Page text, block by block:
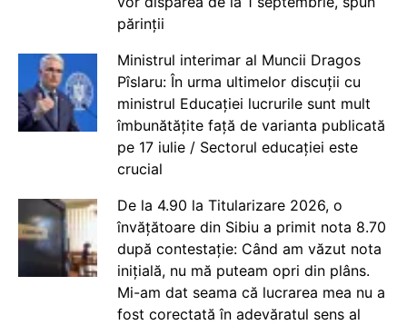
părinții
Ministrul interimar al Muncii Dragos
Pîslaru: În urma ultimelor discuții cu
ministrul Educației lucrurile sunt mult
îmbunătățite față de varianta publicată
pe 17 iulie / Sectorul educației este
crucial
De la 4.90 la Titularizare 2026, o
învățătoare din Sibiu a primit nota 8.70
după contestație: Când am văzut nota
inițială, nu mă puteam opri din plâns.
Mi-am dat seama că lucrarea mea nu a
fost corectată în adevăratul sens al